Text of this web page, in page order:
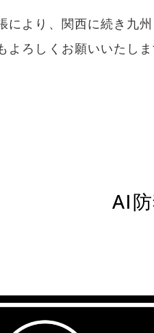
により、関西に続き九
よろしくお願いいたし
AI